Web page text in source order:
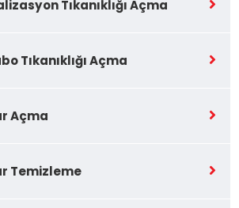
Tıkanıklığı Açma
Tıkanıklığı Açma
Açma
Temizleme